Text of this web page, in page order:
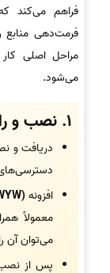
فراهم می‌کند
فرمت‌دهی منابع
مراحل اصلی کار
می‌شود.
1. نصب و راه‌اندازی نرم‌افزار
افزونه
معمولاً
می‌توان آن
پس از